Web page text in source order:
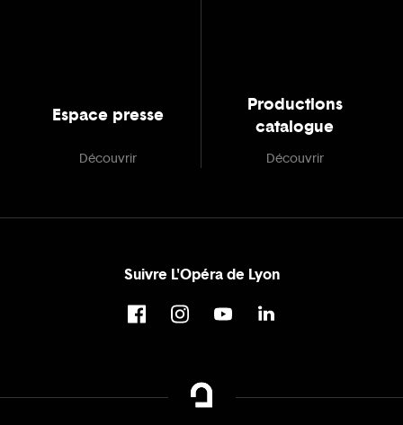
Espace presse
Découvrir
Productions
catalogue
Découvrir
Suivre L'Opéra de Lyon